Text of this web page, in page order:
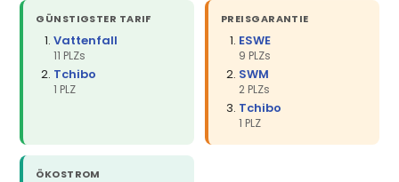
GÜNSTIGSTER TARIF
Vattenfall
11 PLZs
Tchibo
1 PLZ
PREISGARANTIE
ESWE
9 PLZs
SWM
2 PLZs
Tchibo
1 PLZ
ÖKOSTROM